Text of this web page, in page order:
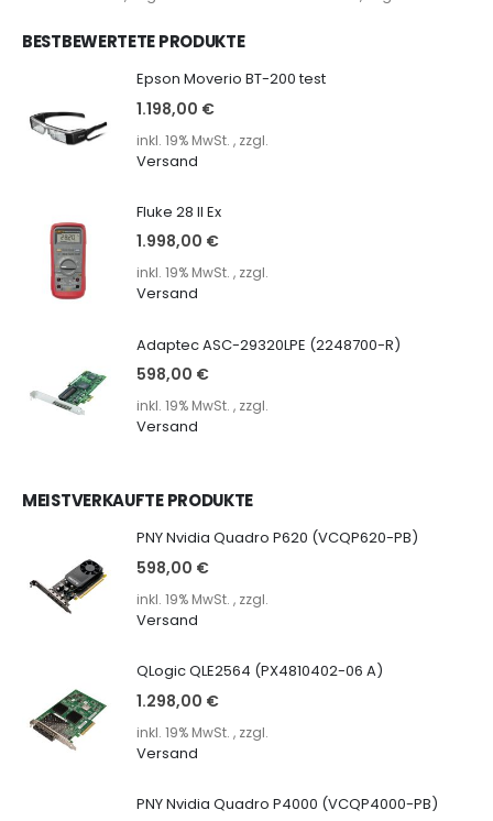
BESTBEWERTETE PRODUKTE
Epson Moverio BT-200 test
1.198,00 €
inkl. 19% MwSt. , zzgl.
Versand
Fluke 28 II Ex
1.998,00 €
inkl. 19% MwSt. , zzgl.
Versand
Adaptec ASC-29320LPE (2248700-R)
598,00 €
inkl. 19% MwSt. , zzgl.
Versand
MEISTVERKAUFTE PRODUKTE
PNY Nvidia Quadro P620 (VCQP620-PB)
598,00 €
inkl. 19% MwSt. , zzgl.
Versand
QLogic QLE2564 (PX4810402-06 A)
1.298,00 €
inkl. 19% MwSt. , zzgl.
Versand
PNY Nvidia Quadro P4000 (VCQP4000-PB)